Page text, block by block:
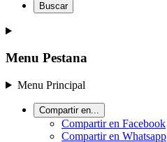
Buscar
Menu Pestana
Menu Principal
Compartir en...
Compartir en Facebook
Compartir en Whatsapp